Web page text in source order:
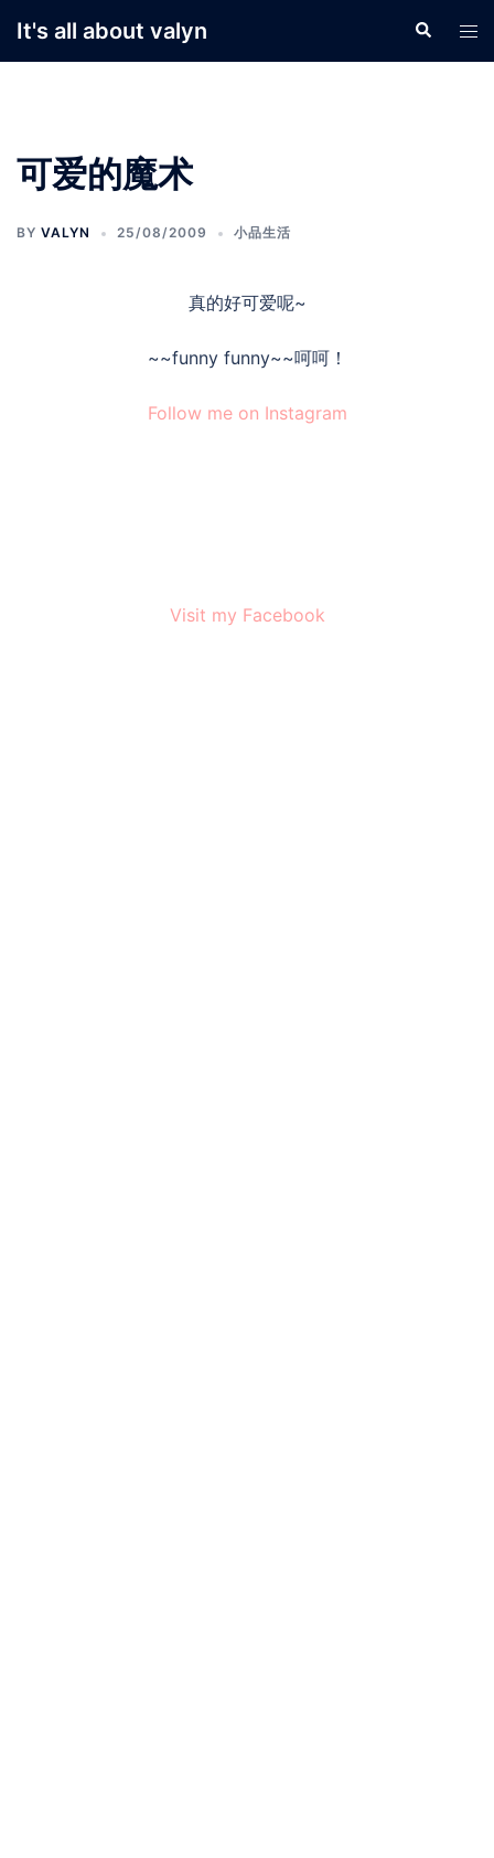
It's all about valyn Search
可爱的魔术
BY VALYN 25/08/2009 小品生活
真的好可爱呢~
~~funny funny~~呵呵！
Follow me on Instagram
Visit my Facebook